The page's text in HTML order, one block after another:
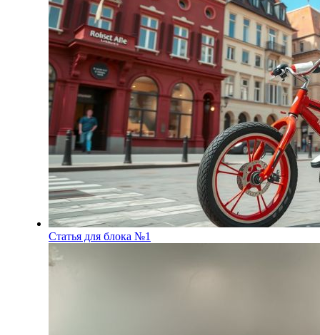
Статья для блока №1